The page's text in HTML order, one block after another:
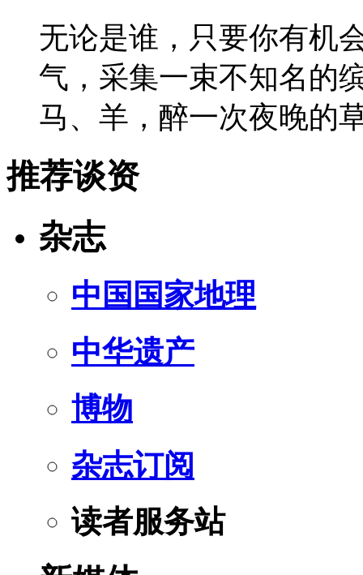
无论是谁，只要你有机
气，采集一束不知名的
马、羊，醉一次夜晚
推荐谈资
杂志
中国国家地理
中华遗产
博物
杂志订阅
读者服务站